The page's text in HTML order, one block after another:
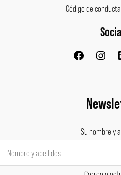
Código de
Facebook
Su nombre y